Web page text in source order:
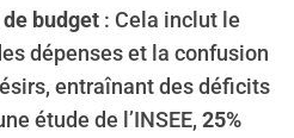
budget: Cela inclut le
dépenses et la confusion
entraînant des déficits
étude de l’INSEE, 25%